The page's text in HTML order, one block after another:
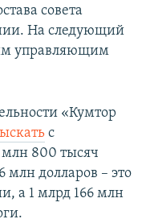
совета
На следующий
управляющим
«Кумтор
с
млн 800 тысяч
млн долларов – это
а 1 млрд 166 млн